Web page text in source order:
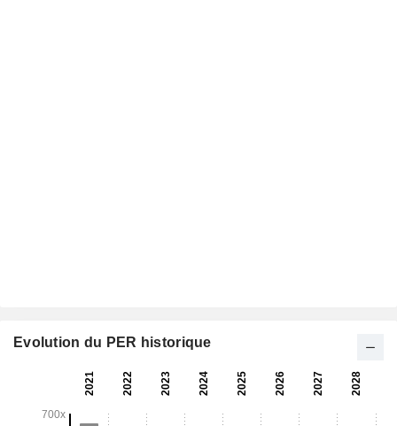
Evolution du PER historique